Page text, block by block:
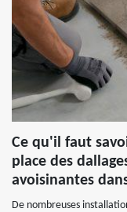
Ce qu'il faut
place des
avoisinantes
De nombreuses